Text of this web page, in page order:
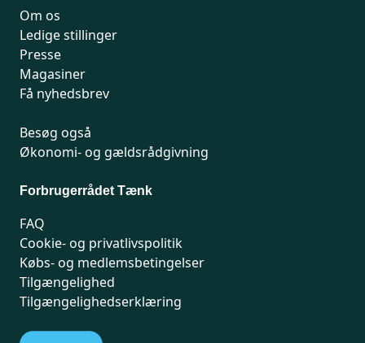
Om os
Ledige stillinger
Presse
Magasiner
Få nyhedsbrev
Besøg også
Økonomi- og gældsrådgivning
Forbrugerrådet Tænk
FAQ
Cookie- og privatlivspolitik
Købs- og medlemsbetingelser
Tilgængelighed
Tilgængelighedserklæring